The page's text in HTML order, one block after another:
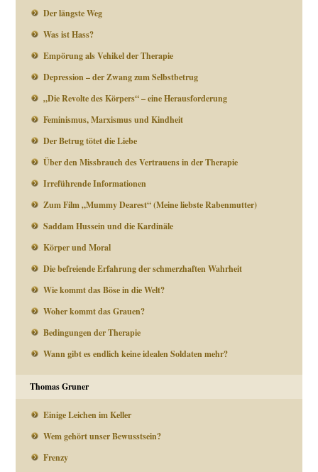
Der längste Weg
Was ist Hass?
Empörung als Vehikel der Therapie
Depression – der Zwang zum Selbstbetrug
„Die Revolte des Körpers“ – eine Herausforderung
Feminismus, Marxismus und Kindheit
Der Betrug tötet die Liebe
Über den Missbrauch des Vertrauens in der Therapie
Irreführende Informationen
Zum Film „Mummy Dearest“ (Meine liebste Rabenmutter)
Saddam Hussein und die Kardinäle
Körper und Moral
Die befreiende Erfahrung der schmerzhaften Wahrheit
Wie kommt das Böse in die Welt?
Woher kommt das Grauen?
Bedingungen der Therapie
Wann gibt es endlich keine idealen Soldaten mehr?
Thomas Gruner
Einige Leichen im Keller
Wem gehört unser Bewusstsein?
Frenzy